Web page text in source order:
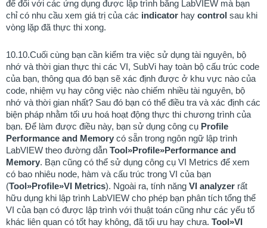
để đối với các ứng dụng được lập trình bằng LabVIEW mà bạn
chỉ có nhu cầu xem giá trị của các indicator hay control sau khi
vòng lặp đã thực thi xong.
10.10.Cuối cùng bạn cần kiểm tra việc sử dụng tài nguyên, bộ
nhớ và thời gian thực thi các VI, SubVi hay toàn bộ cấu trúc code
của bạn, thông qua đó bạn sẽ xác định được ở khu vực nào của
code, nhiệm vụ hay công việc nào chiếm nhiều tài nguyên, bộ
nhớ và thời gian nhất? Sau đó bạn có thể điều tra và xác định các
biện pháp nhằm tối ưu hoá hoạt động thực thi chương trình của
bạn. Để làm được điều này, bạn sử dụng công cụ Profile
Performance and Memory có sẵn trong ngôn ngữ lập trình
LabVIEW theo đường dẫn Tool»Profile»Performance and
Memory. Bạn cũng có thể sử dụng công cụ VI Metrics để xem
có bao nhiêu node, hàm và cấu trúc trong VI của bạn
(Tool»Profile»VI Metrics). Ngoài ra, tính năng VI analyzer rất
hữu dụng khi lập trình LabVIEW cho phép bạn phân tích tổng thể
VI của bạn có được lập trình với thuật toán cũng như các yếu tố
khác liên quan có tốt hay không, đã tối ưu hay chưa. Tool»VI